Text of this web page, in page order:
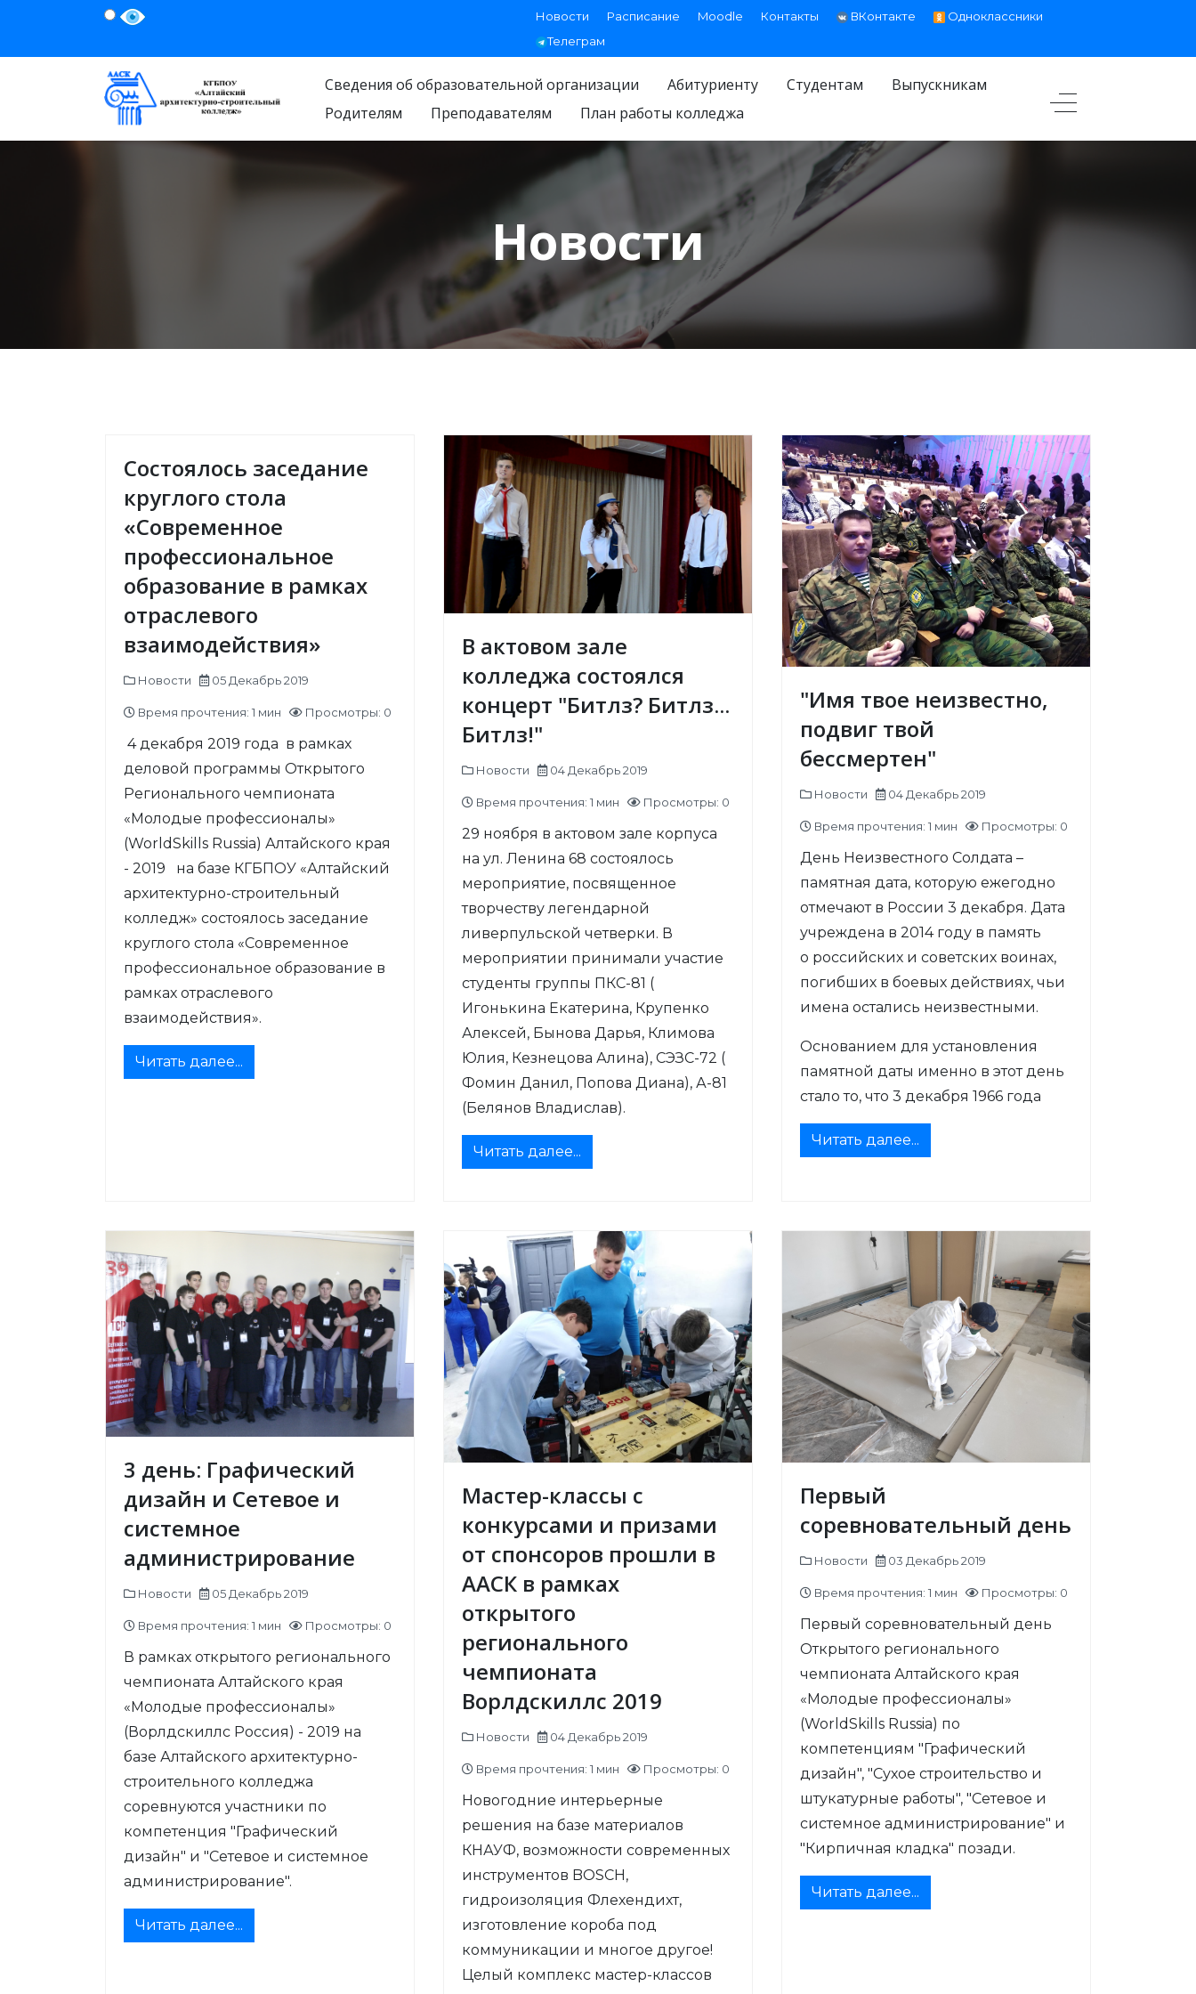
Новости Расписание Moodle Контакты ВКонтакте
Одноклассники
Телеграм
Сведения об образовательной организации Абитуриенту Студентам
Выпускникам
Родителям
Преподавателям План работы колледжа
Новости
Состоялось заседание
круглого стола
«Современное
профессиональное
образование в рамках
отраслевого
взаимодействия»
Новости 05 Декабрь 2019
Время прочтения: 1 мин Просмотры: 0
4 декабря 2019 года в рамках
деловой программы Открытого
Регионального чемпионата
«Молодые профессионалы»
(WorldSkills Russia) Алтайского края
- 2019 на базе КГБПОУ «Алтайский
архитектурно-строительный
колледж» состоялось заседание
круглого стола «Современное
профессиональное образование в
рамках отраслевого
взаимодействия».
Читать далее...
В актовом зале
колледжа состоялся
концерт "Битлз? Битлз...
Битлз!"
Новости 04 Декабрь 2019
Время прочтения: 1 мин Просмотры: 0
29 ноября в актовом зале корпуса
на ул. Ленина 68 состоялось
мероприятие, посвященное
творчеству легендарной
ливерпульской четверки. В
мероприятии принимали участие
студенты группы ПКС-81 (
Игонькина Екатерина, Крупенко
Алексей, Бынова Дарья, Климова
Юлия, Кезнецова Алина), СЭЗС-72 (
Фомин Данил, Попова Диана), А-81
(Белянов Владислав).
Читать далее...
"Имя твое неизвестно,
подвиг твой
бессмертен"
Новости 04 Декабрь 2019
Время прочтения: 1 мин Просмотры: 0
День Неизвестного Солдата –
памятная дата, которую ежегодно
отмечают в России 3 декабря. Дата
учреждена в 2014 году в память
о российских и советских воинах,
погибших в боевых действиях, чьи
имена остались неизвестными.
Основанием для установления
памятной даты именно в этот день
стало то, что 3 декабря 1966 года
Читать далее...
3 день: Графический
дизайн и Сетевое и
системное
администрирование
Новости 05 Декабрь 2019
Время прочтения: 1 мин Просмотры: 0
В рамках открытого регионального
чемпионата Алтайского края
«Молодые профессионалы»
(Ворлдскиллс Россия) - 2019 на
базе Алтайского архитектурно-
строительного колледжа
соревнуются участники по
компетенция "Графический
дизайн" и "Сетевое и системное
администрирование".
Читать далее...
Мастер-классы с
конкурсами и призами
от спонсоров прошли в
ААСК в рамках
открытого
регионального
чемпионата
Ворлдскиллс 2019
Новости 04 Декабрь 2019
Время прочтения: 1 мин Просмотры: 0
Новогодние интерьерные
решения на базе материалов
КНАУФ, возможности современных
инструментов BOSCH,
гидроизоляция Флехендихт,
изготовление короба под
коммуникации и многое другое!
Целый комплекс мастер-классов
Первый
соревновательный день
Новости 03 Декабрь 2019
Время прочтения: 1 мин Просмотры: 0
Первый соревновательный день
Открытого регионального
чемпионата Алтайского края
«Молодые профессионалы»
(WorldSkills Russia) по
компетенциям "Графический
дизайн", "Сухое строительство и
штукатурные работы", "Сетевое и
системное администрирование" и
"Кирпичная кладка" позади.
Читать далее...